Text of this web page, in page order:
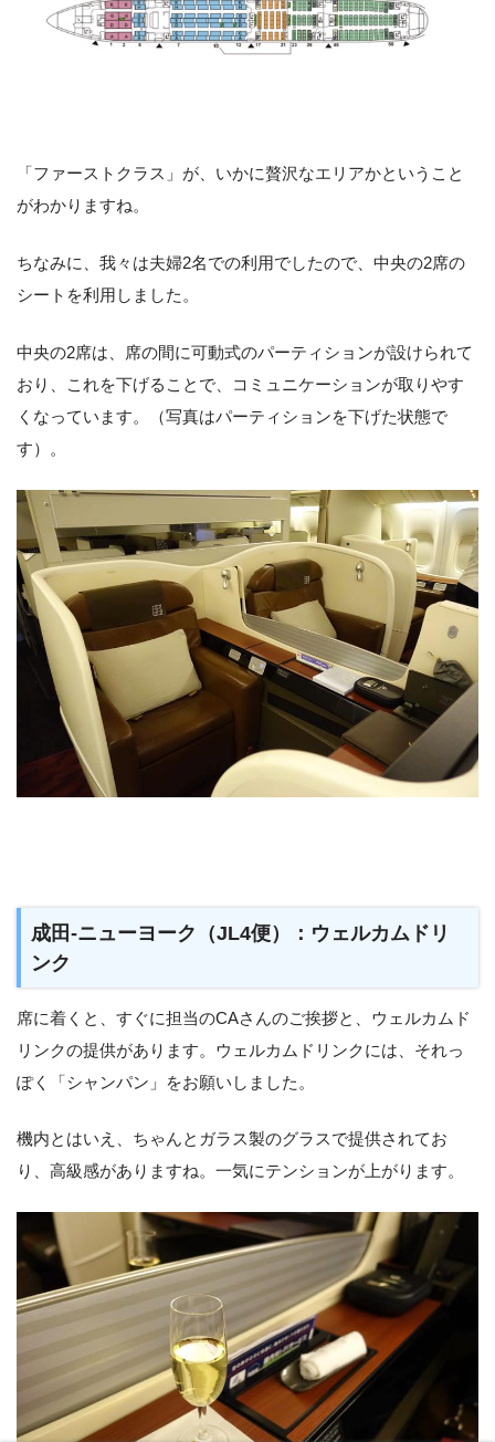
「ファーストクラス」が、いかに贅沢なエリアかということ
がわかりますね。
ちなみに、我々は夫婦2名での利用でしたので、中央の2席の
シートを利用しました。
中央の2席は、席の間に可動式のパーティションが設けられて
おり、これを下げることで、コミュニケーションが取りやす
くなっています。（写真はパーティションを下げた状態で
す）。
成田-ニューヨーク（JL4便）：ウェルカムドリ
ンク
席に着くと、すぐに担当のCAさんのご挨拶と、ウェルカムド
リンクの提供があります。ウェルカムドリンクには、それっ
ぽく「シャンパン」をお願いしました。
機内とはいえ、ちゃんとガラス製のグラスで提供されてお
り、高級感がありますね。一気にテンションが上がります。